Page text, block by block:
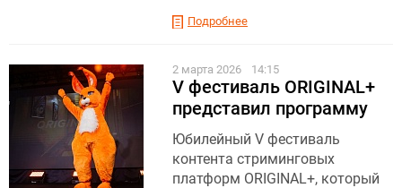
Подробнее
2 марта 2026 14:15
V фестиваль ORIGINAL+
представил программу
Юбилейный V фестиваль
контента стриминговых
платформ ORIGINAL+, который